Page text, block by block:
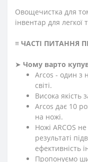
Овощечистка для
інвентар для легкої
≡ ЧАСТІ ПИТАННЯ
➤ Чому варто
Arcos - один з
світі.
Висока якість
Arcos дає 10
на ножі.
Ножі ARCOS
результаті
ефективність
Пропонуємо